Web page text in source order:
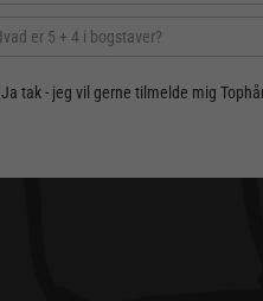
Ja tak - jeg vil gerne tilmelde mig